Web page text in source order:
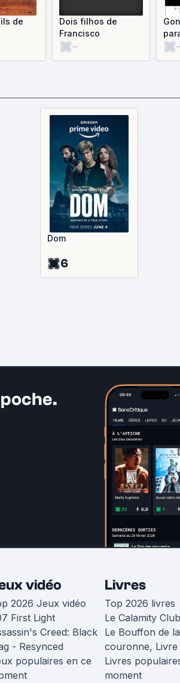
de
Dois filhos de
Francisco
-
Dom
6
vidéo
2026 Jeux vidéo
First Light
Creed: Black
- Resynced
populaires en ce
Livres
Top 2026 livres
Le Calamity Club
Le Bouffon de la
couronne, Livre
Livres
moment